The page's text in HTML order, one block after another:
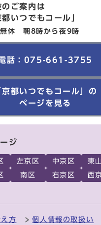
のご案内は
都いつでもコール」
休 朝8時から夜9時
話：075-661-3755
京都いつでもコール」の
ページを見る
ジ
左京区 中京区
東
南区 右京区
西
方 個人情報の取扱い